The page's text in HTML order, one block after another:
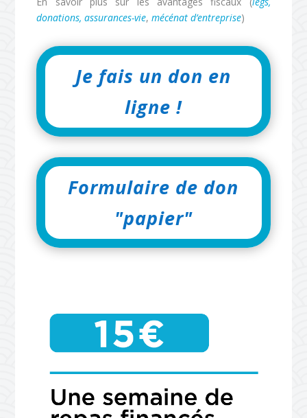
donations, assurances-vie,mécénat d’entreprise)
Je fais un don en
ligne !
Formulaire de don
"papier"